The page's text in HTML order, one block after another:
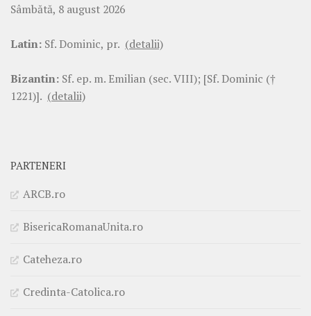
Sâmbătă, 8 august 2026
Latin: Sf. Dominic, pr. (detalii)
Bizantin: Sf. ep. m. Emilian (sec. VIII); [Sf. Dominic (†
1221)]. (detalii)
PARTENERI
ARCB.ro
BisericaRomanaUnita.ro
Cateheza.ro
Credinta-Catolica.ro